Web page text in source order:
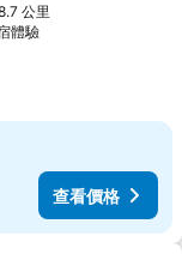
公里
體驗
查看價格